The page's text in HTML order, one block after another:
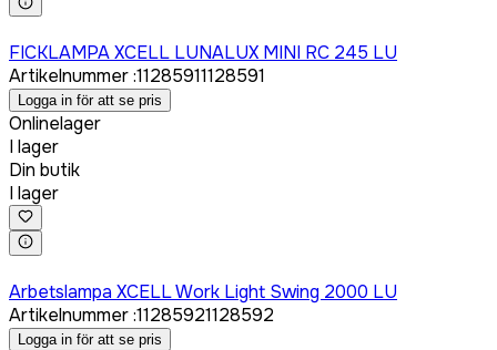
FICKLAMPA XCELL LUNALUX MINI RC 245 LU
Artikelnummer:11285911128591
Logga in för att se pris
Onlinelager
I lager
Din butik
I lager
Arbetslampa XCELL Work Light Swing 2000 LU
Artikelnummer:11285921128592
Logga in för att se pris